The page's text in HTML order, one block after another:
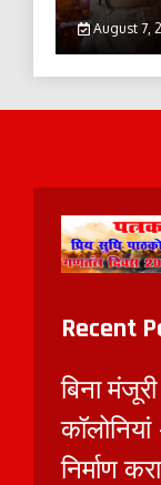
August 7,
Recent
बिना
निर्माण